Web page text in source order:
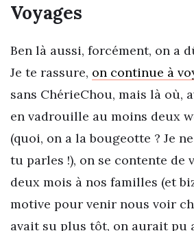
Voyages
Ben là aussi, forcément, on a
Je te rassure, on continue à
sans ChérieChou, mais là où,
en vadrouille au moins deux
(quoi, on a la bougeotte ? Je
tu parles !), on se contente de
deux mois à nos familles (et
motive pour venir nous voir
avait su plus tôt, on aurait pu